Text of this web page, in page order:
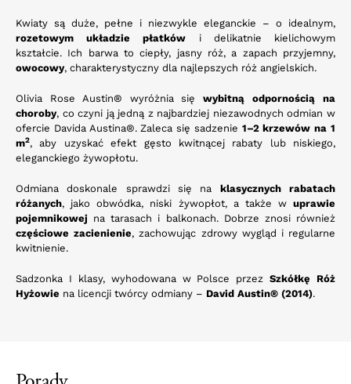
Kwiaty są duże, pełne i niezwykle eleganckie – o idealnym,
rozetowym układzie płatków i delikatnie kielichowym
kształcie. Ich barwa to ciepły, jasny róż, a zapach przyjemny,
owocowy, charakterystyczny dla najlepszych róż angielskich.
Olivia Rose Austin® wyróżnia sięwybitną odpornością na
choroby, co czyni ją jedną z najbardziej niezawodnych odmian w
ofercie Davida Austina®. Zaleca się sadzenie 1–2 krzewów na 1
m2, aby uzyskać efekt gęsto kwitnącej rabaty lub niskiego,
eleganckiego żywopłotu.
Odmiana doskonale sprawdzi się na klasycznych rabatach
różanych, jako obwódka, niski żywopłot, a także w uprawie
pojemnikowej na tarasach i balkonach. Dobrze znosi również
częściowe zacienienie, zachowując zdrowy wygląd i regularne
kwitnienie.
Sadzonka I klasy, wyhodowana w Polsce przezSzkółkę Róż
Hyżowie na licencji twórcy odmiany – David Austin® (2014).